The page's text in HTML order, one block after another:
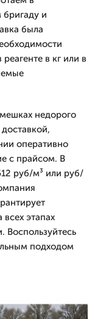
бригаду и
была
в кг или в
недорого
оперативно
с прайсом. В
руб/м³ или руб/
этапах
Воспользуйтесь
подходом